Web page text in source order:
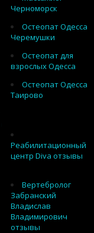
Черноморск
Остеопат Одесса
Черемушки
Остеопат для
взрослых Одесса
Остеопат Одесса
Таирово
Реабилитационный
центр Diva отзывы
Вертебролог
Забранский
Владислав
Владимирович
отзывы